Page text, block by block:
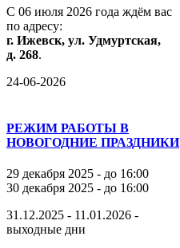
С 06 июля 2026 года ждём вас
по адресу:
г. Ижевск, ул. Удмуртская,
д. 268.
24-06-2026
РЕЖИМ РАБОТЫ В
НОВОГОДНИЕ ПРАЗДНИКИ
29 декабря 2025 - до 16:00
30 декабря 2025 - до 16:00
31.12.2025 - 11.01.2026 -
выходные дни